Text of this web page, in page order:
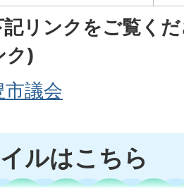
リンクをご覧く
ク)
市議会
ルはこちら